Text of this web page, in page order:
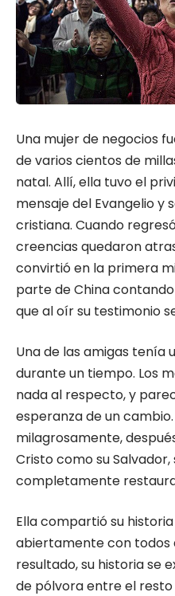
Una mujer de negocios
de varios cientos de
natal. Allí, ella tuvo el
mensaje del Evangelio y
cristiana. Cuando
creencias quedaron
convirtió en la primera
parte de China
que al oír su testimonio
Una de las amigas tenía
durante un tiempo. Los
nada al respecto, y
esperanza de un
milagrosamente,
Cristo como su Salvador,
completamente
Ella compartió su
abiertamente con todos
resultado, su historia se
de pólvora entre el